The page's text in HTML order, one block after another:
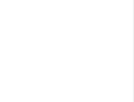
баяр наадам
7 сар 15 / 11 цаг 14 минут
нийслэлийн Онцгой
үүрэг гүйцэтгэж
850 харваач цэц